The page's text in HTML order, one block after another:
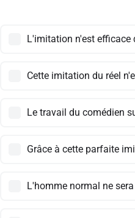
L'imitation n'est efficace
Cette imitation du réel
Le travail du comédien
Grâce à cette parfaite
L'homme normal ne